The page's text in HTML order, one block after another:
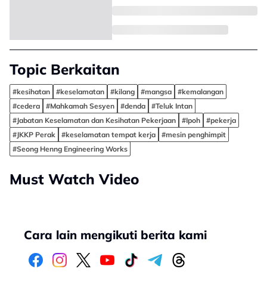
Topic Berkaitan
#kesihatan #keselamatan #kilang #mangsa
#kemalangan
#cedera
#Mahkamah Sesyen #denda
#Teluk Intan
#Jabatan Keselamatan dan Kesihatan Pekerjaan
#Ipoh
#pekerja
#JKKP Perak
#keselamatan tempat kerja
#mesin penghimpit
#Seong Henng Engineering Works
Must Watch Video
Cara lain mengikuti berita kami